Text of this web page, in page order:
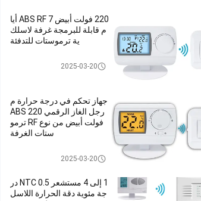
220 فولت أبيض ABS RF 7 أيا
م قابلة للبرمجة غرفة لاسلك
ية ترموستات للتدفئة
2025-03-20
جهاز تحكم في درجة حرارة م
رجل الغاز الرقمي ABS 220
فولت أبيض من نوع RF ترمو
ستات الغرفة
2025-03-20
1 إلى 4 مستشعر NTC 0.5 در
جة مئوية دقة الحرارة اللاسل